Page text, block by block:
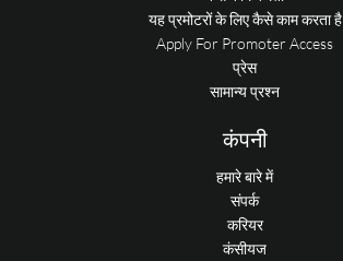
यह प्रमोटरों के लिए कैसे काम करता है
Apply For Promoter Access
प्रेस
सामान्य प्रश्न
कंपनी
हमारे बारे में
संपर्क
करियर
कंसीयज